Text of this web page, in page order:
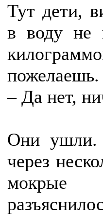
Тут дети,
в воду не
пожелаешь.
– Да нет,
Они ушли.
через
мокрые